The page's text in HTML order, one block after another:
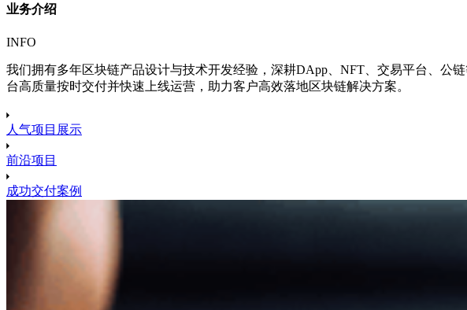
业务介绍
INFO
我们拥有多年区块链产品设计与技术开发经验，深耕DApp、NFT、交易平台、公
台高质量按时交付并快速上线运营，助力客户高效落地区块链解决方案。
人气项目展示
前沿项目
成功交付案例